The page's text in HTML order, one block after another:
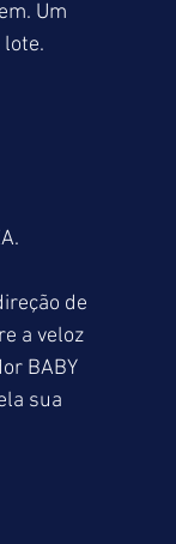
Um
lote.
de
a veloz
BABY
sua